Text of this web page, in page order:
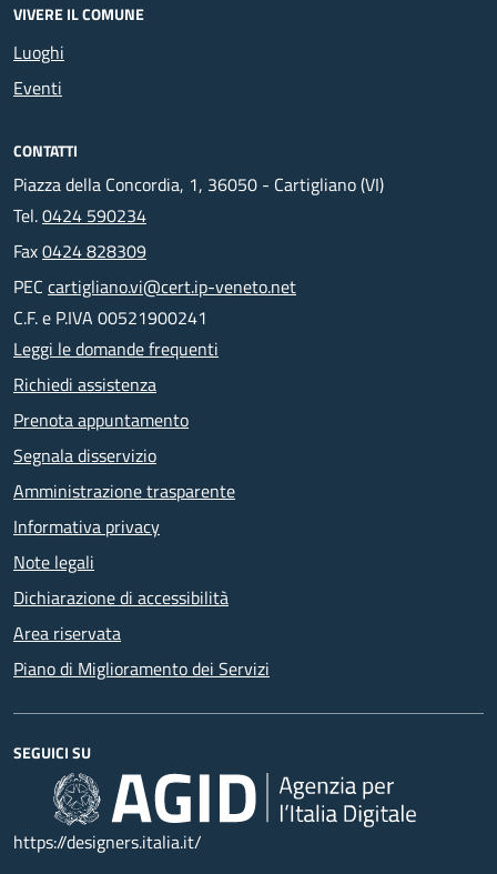
VIVERE IL COMUNE
Luoghi
Eventi
CONTATTI
Piazza della Concordia, 1, 36050 - Cartigliano (VI)
Tel.0424 590234
Fax0424 828309
PEC cartigliano.vi@cert.ip-veneto.net
C.F. e P.IVA 00521900241
Leggi le domande frequenti
Richiedi assistenza
Prenota appuntamento
Segnala disservizio
Amministrazione trasparente
Informativa privacy
Note legali
Dichiarazione di accessibilità
Area riservata
Piano di Miglioramento dei Servizi
SEGUICI SU
https://designers.italia.it/